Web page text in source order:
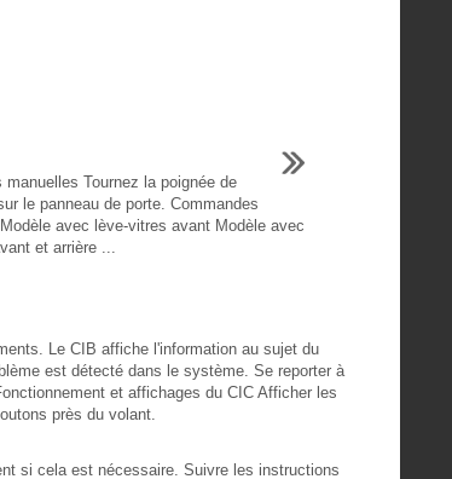
manuelles Tournez la poignée de
le panneau de porte. Commandes
avec lève-vitres avant Modèle avec
et arrière ...
Le CIB affiche l'information au sujet du
est détecté dans le système. Se reporter à
et affichages du CIC Afficher les
près du volant.
si cela est nécessaire. Suivre les instructions